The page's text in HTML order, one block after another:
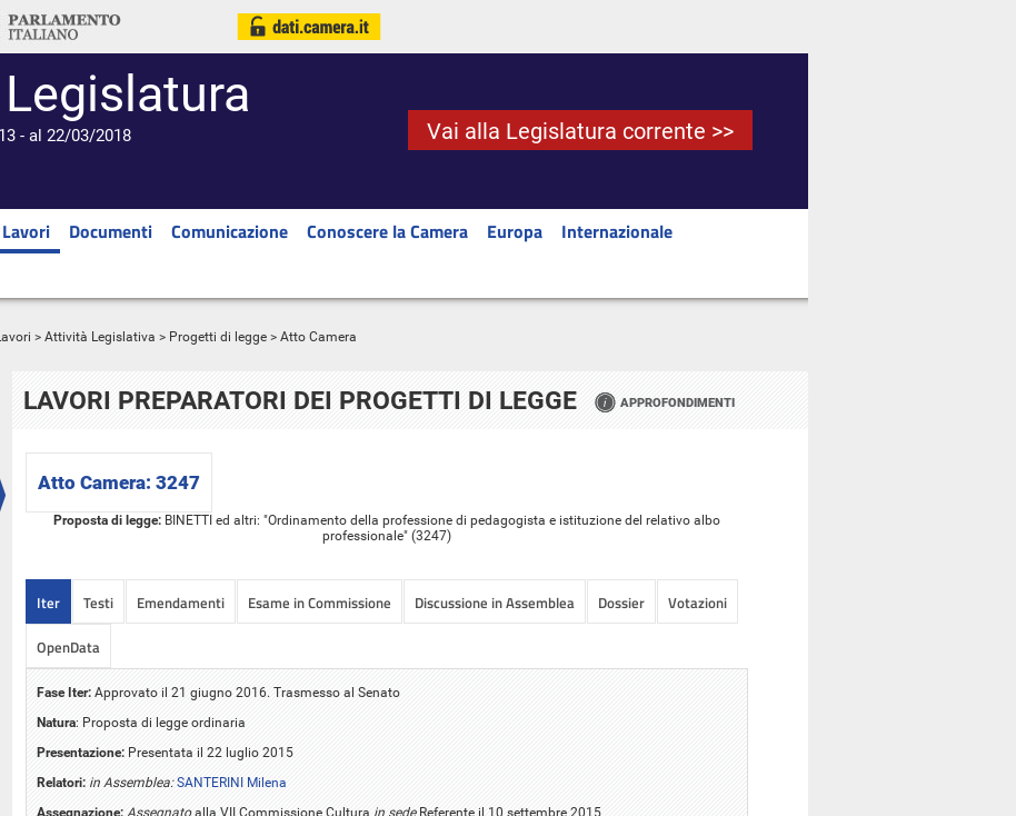
- al 22/03/2018 Vai alla Legislatura corrente >>
Lavori Documenti Comunicazione Conoscere la Camera Europa
Internazionale
> Attività Legislativa > Progetti di legge > Atto Camera
LAVORI PREPARATORI DEI PROGETTI DI LEGGE APPROFONDIMENTI
Atto Camera: 3247
Proposta di legge: BINETTI ed altri: "Ordinamento della professione di pedagogista e istituzione del relativo albo
professionale" (3247)
Iter Testi Emendamenti Esame in Commissione Discussione in Assemblea Dossier
Votazioni
OpenData
Fase Iter: Approvato il 21 giugno 2016. Trasmesso al Senato
Natura: Proposta di legge ordinaria
Presentazione: Presentata il 22 luglio 2015
Relatori: in Assemblea:SANTERINI Milena
Assegnazione: Assegnatoalla VII Commissione Cultura in sede Referente il 10 settembre 2015